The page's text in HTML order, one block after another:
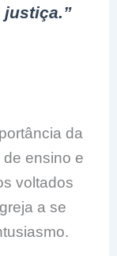
justiça.”
da
ensino e
voltados
a se